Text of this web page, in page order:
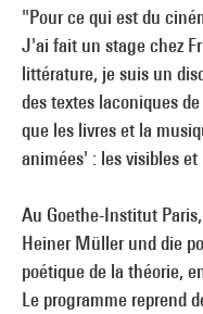
"Pour ce qui est du
J'ai fait un stage chez
littérature, je suis un
des textes laconiques
que les livres et la
animées' : les visibles et
Au Goethe-Institut
Heiner Müller und die
poétique de la théorie,
Le programme reprend